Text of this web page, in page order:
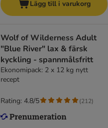
Lägg till i varukorg
Wolf of Wilderness Adult
"Blue River" lax & färsk
kyckling - spannmålsfritt
Ekonomipack: 2 x 12 kg nytt
recept
Rating: 4.8/5 (212)